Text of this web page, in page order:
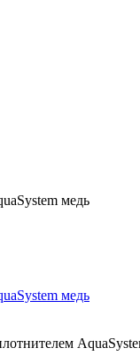
медь
медь